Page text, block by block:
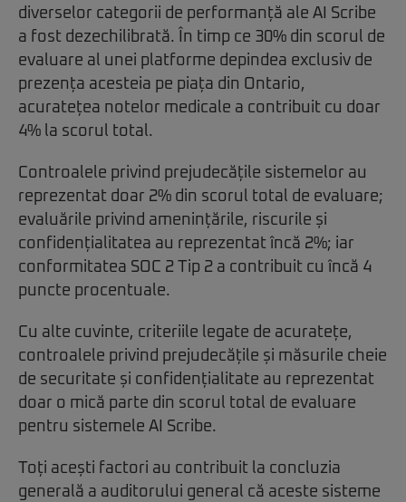
diverselor categorii de performanță ale AI Scribe
a fost dezechilibrată. În timp ce 30% din scorul de
evaluare al unei platforme depindea exclusiv de
prezența acesteia pe piața din Ontario,
acuratețea notelor medicale a contribuit cu doar
4% la scorul total.
Controalele privind prejudecățile sistemelor au
reprezentat doar 2% din scorul total de evaluare;
evaluările privind amenințările, riscurile și
confidențialitatea au reprezentat încă 2%; iar
conformitatea SOC 2 Tip 2 a contribuit cu încă 4
puncte procentuale.
Cu alte cuvinte, criteriile legate de acuratețe,
controalele privind prejudecățile și măsurile cheie
de securitate și confidențialitate au reprezentat
doar o mică parte din scorul total de evaluare
pentru sistemele AI Scribe.
Toți acești factori au contribuit la concluzia
generală a auditorului general că aceste sisteme